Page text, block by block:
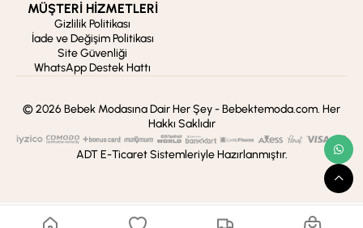
MÜŞTERİ HİZMETLERİ
Gizlilik Politikası
İade ve Değişim Politikası
Site Güvenliği
WhatsApp Destek Hattı
© 2026 Bebek Modasına Dair Her Şey - Bebektemoda.com. Her
Hakkı Saklıdır
ADT E-Ticaret Sistemleriyle Hazırlanmıştır.